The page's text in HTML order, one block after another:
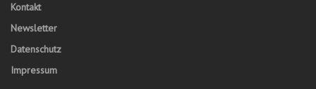
Kontakt
Newsletter
Datenschutz
Impressum